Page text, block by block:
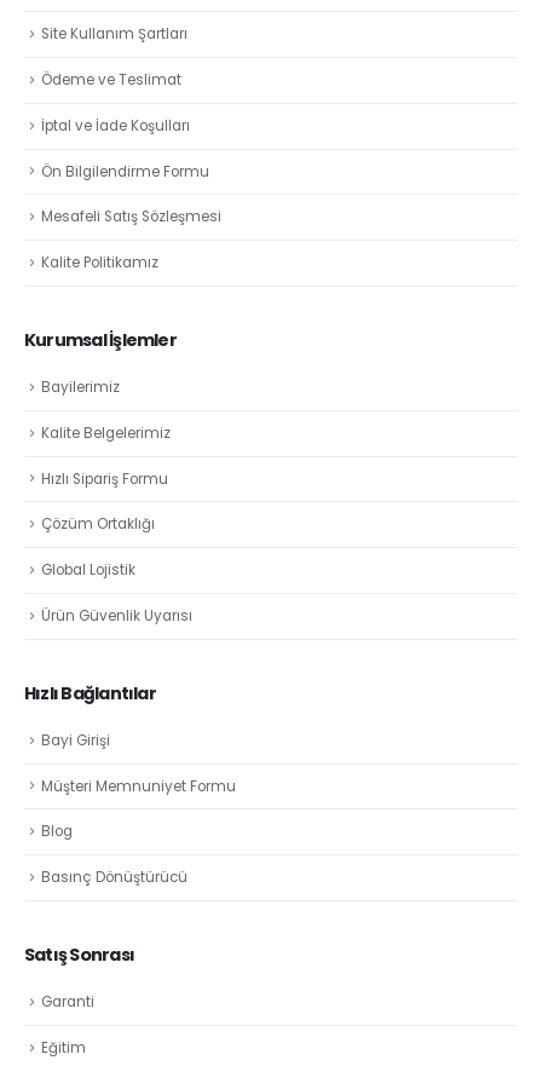
Site Kullanım Şartları
Ödeme ve Teslimat
İptal ve İade Koşulları
Ön Bilgilendirme Formu
Mesafeli Satış Sözleşmesi
Kalite Politikamız
Kurumsal İşlemler
Bayilerimiz
Kalite Belgelerimiz
Hızlı Sipariş Formu
Çözüm Ortaklığı
Global Lojistik
Ürün Güvenlik Uyarısı
Hızlı Bağlantılar
Bayi Girişi
Müşteri Memnuniyet Formu
Blog
Basınç Dönüştürücü
Satış Sonrası
Garanti
Eğitim